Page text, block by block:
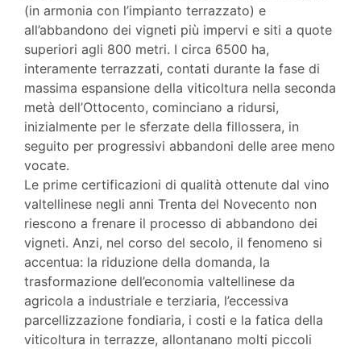
(in armonia con l’impianto terrazzato) e
all’abbandono dei vigneti più impervi e siti a quote
superiori agli 800 metri. I circa 6500 ha,
interamente terrazzati, contati durante la fase di
massima espansione della viticoltura nella seconda
metà dell’Ottocento, cominciano a ridursi,
inizialmente per le sferzate della fillossera, in
seguito per progressivi abbandoni delle aree meno
vocate.
Le prime certificazioni di qualità ottenute dal vino
valtellinese negli anni Trenta del Novecento non
riescono a frenare il processo di abbandono dei
vigneti. Anzi, nel corso del secolo, il fenomeno si
accentua: la riduzione della domanda, la
trasformazione dell’economia valtellinese da
agricola a industriale e terziaria, l’eccessiva
parcellizzazione fondiaria, i costi e la fatica della
viticoltura in terrazze, allontanano molti piccoli